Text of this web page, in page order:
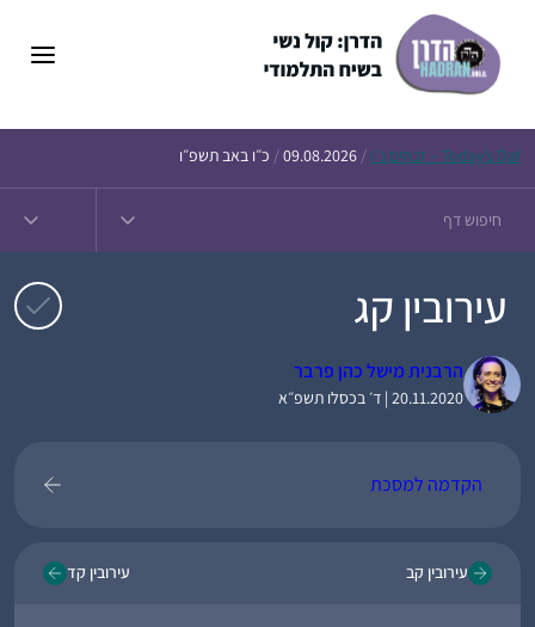
Today’s Daf – זבחים נ״ו /
09.08.2026
/ כ״ו באב תשפ״ו
עירובין קג
הרבנית מישל כהן פרבר
20.11.2020 | ד׳ בכסלו תשפ״א
הקדמה למסכת
עירובין קב עירובין קד